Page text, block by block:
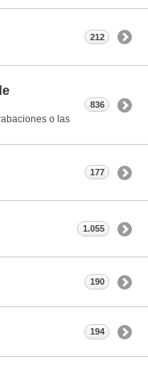
212
o las
836
177
1.055
190
194